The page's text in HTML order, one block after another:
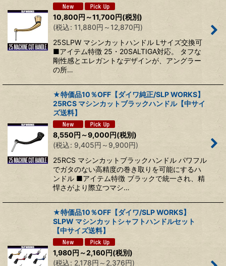
10,800円 ～11,700円(税別)
(税込: 11,880円 ～12,870円)
25SLPW マシンカットハンドル Lサイズ交換可
■アイテム特徴 25・20SALTIGA対応。 タフな
剛性感とエレガントなデザインが、アングラー
の所…
★特価品10％OFF【ダイワ純正/SLP WORKS】
25RCS マシンカットブラックハンドル【中サイ
ズ送料】
8,550円 ～9,000円(税別)
(税込: 9,405円 ～9,900円)
25RCS マシンカットブラックハンドル パワフル
でガタのない高精度の巻き取りを可能にするハ
ンドル ■アイテム特徴 ブラックで統一され、精
悍さがより際立つマシ…
★特価品10％OFF【ダイワ/SLP WORKS】
SLPW マシンカットシャフトハンドルセット
【中サイズ送料】
1,980円 ～2,160円(税別)
(税込: 2,178円 ～2,376円)